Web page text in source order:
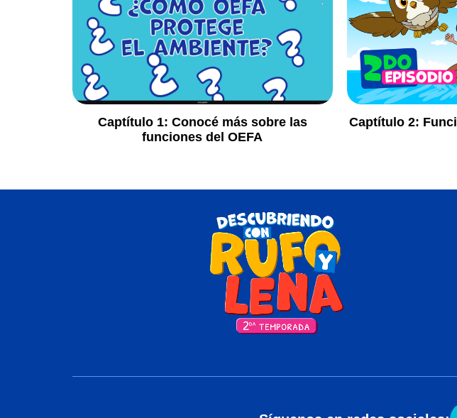
Captítulo 1: Conocé más sobre las
funciones del OEFA
Captítulo 2: